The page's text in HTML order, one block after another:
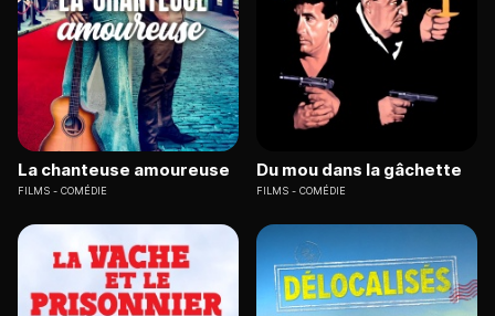
La chanteuse amoureuse
FILMS COMÉDIE
Du mou dans la gâchette
FILMS COMÉDIE